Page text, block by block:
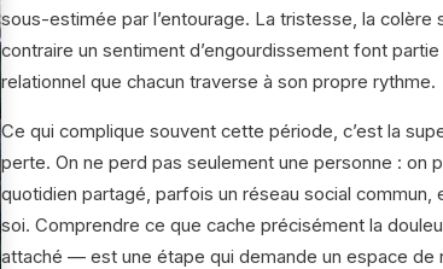
sous-estimée par l’entourage. La tristesse, la colère
contraire un sentiment d’engourdissement font
relationnel que chacun traverse à son propre rythme.
Ce qui complique souvent cette période, c’est la
perte. On ne perd pas seulement une personne : on
quotidien partagé, parfois un réseau social commun,
soi. Comprendre ce que cache précisément la
attaché — est une étape qui demande un espace de